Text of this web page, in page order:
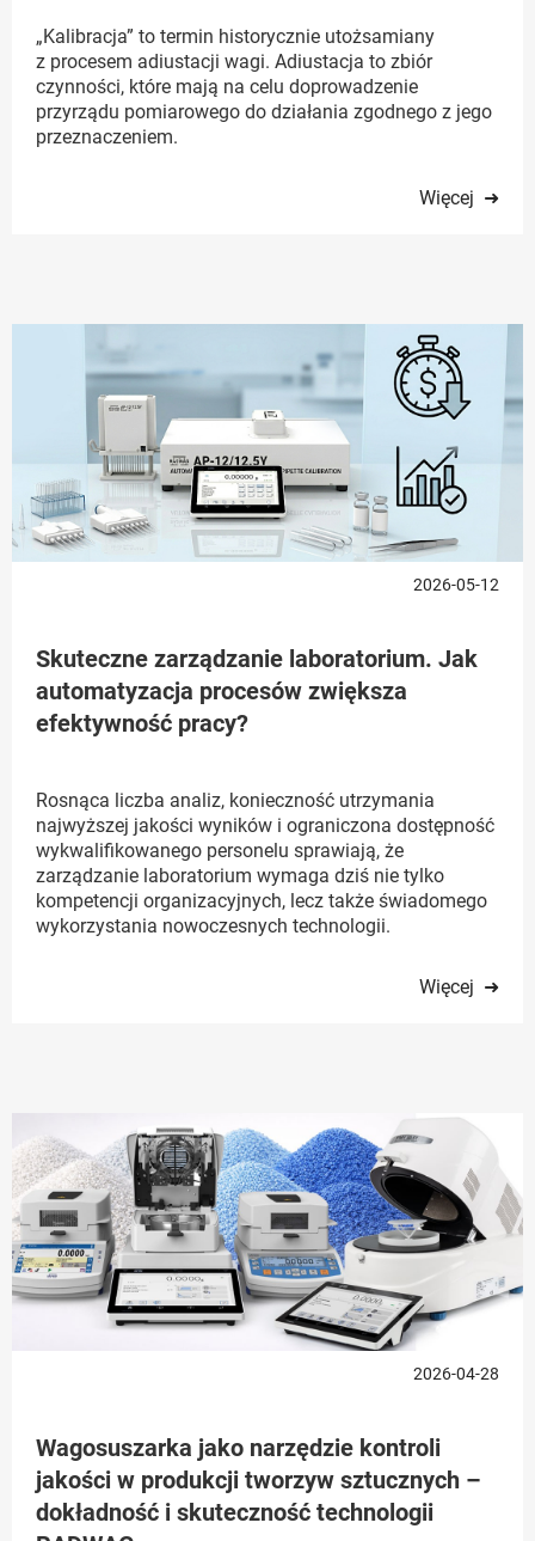
„Kalibracja” to termin historycznie utożsamiany
z procesem adiustacji wagi. Adiustacja to zbiór
czynności, które mają na celu doprowadzenie
przyrządu pomiarowego do działania zgodnego z jego
przeznaczeniem.
Więcej ➜
2026-05-12
Skuteczne zarządzanie laboratorium. Jak
automatyzacja procesów zwiększa
efektywność pracy?
Rosnąca liczba analiz, konieczność utrzymania
najwyższej jakości wyników i ograniczona dostępność
wykwalifikowanego personelu sprawiają, że
zarządzanie laboratorium wymaga dziś nie tylko
kompetencji organizacyjnych, lecz także świadomego
wykorzystania nowoczesnych technologii.
Więcej ➜
2026-04-28
Wagosuszarka jako narzędzie kontroli
jakości w produkcji tworzyw sztucznych –
dokładność i skuteczność technologii